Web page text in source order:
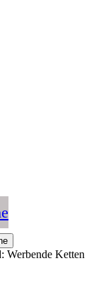
Werbende Ketten